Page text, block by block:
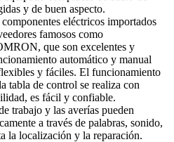
y de buen aspecto.
eléctricos importados
famosos como
que son excelentes y
automático y manual
y fáciles. El funcionamiento
tabla de control se realiza con
es fácil y confiable.
trabajo y las averías pueden
a través de palabras, sonido,
la localización y la reparación.